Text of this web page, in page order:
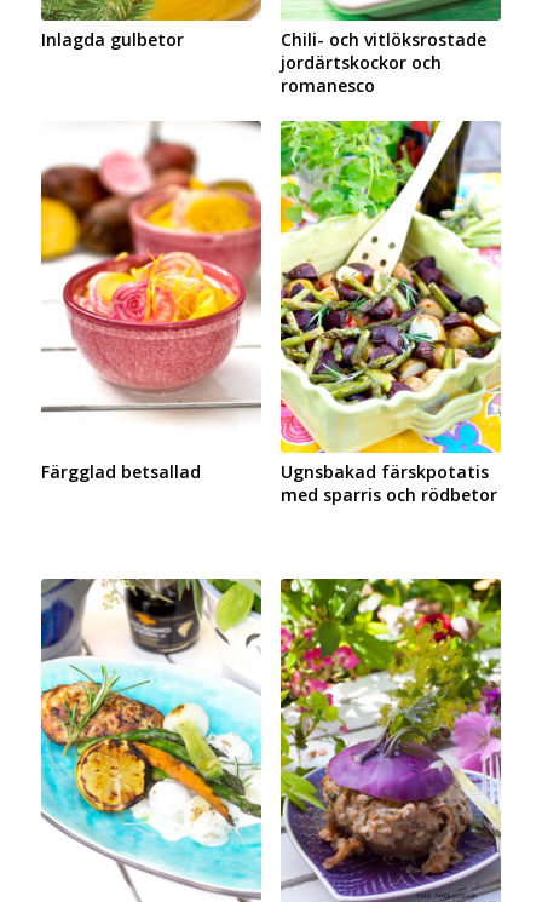
Inlagda gulbetor
Chili- och vitlöksrostade
jordärtskockor och
romanesco
Färgglad betsallad
Ugnsbakad färskpotatis
med sparris och rödbetor